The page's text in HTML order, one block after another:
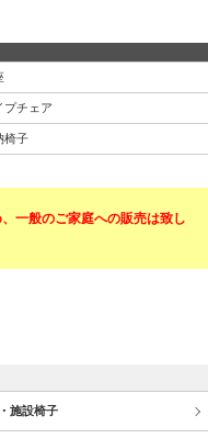
プチェア
椅子
一般のご家庭への販売は致し
施設椅子